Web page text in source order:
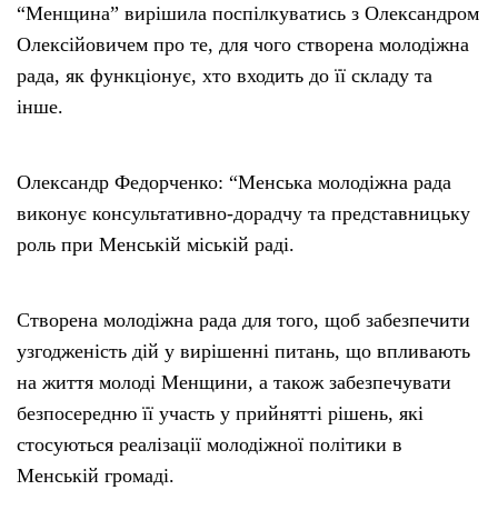
“Менщина” вирішила поспілкуватись з Олександром
Олексійовичем про те, для чого створена молодіжна
рада, як функціонує, хто входить до її складу та
інше.
Олександр Федорченко: “Менська молодіжна рада
виконує консультативно-дорадчу та представницьку
роль при Менській міській раді.
Створена молодіжна рада для того, щоб забезпечити
узгодженість дій у вирішенні питань, що впливають
на життя молоді Менщини, а також забезпечувати
безпосередню її участь у прийнятті рішень, які
стосуються реалізації молодіжної політики в
Менській громаді.